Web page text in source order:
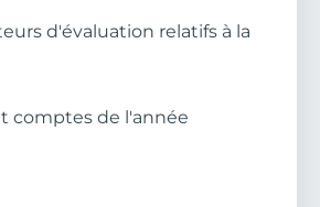
d'évaluation relatifs à la
comptes de l'année